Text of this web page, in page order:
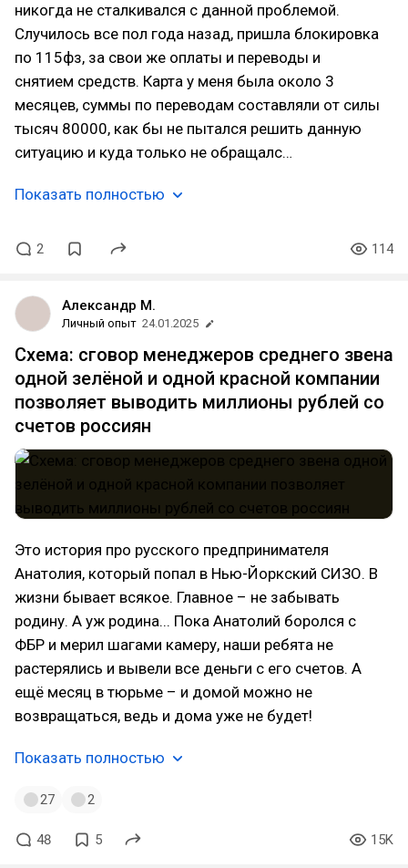
никогда не сталкивался с данной проблемой.
Случилось все пол года назад, пришла блокировка
по 115фз, за свои же оплаты и переводы и
снятием средств. Карта у меня была около 3
месяцев, суммы по переводам составляли от силы
тысяч 80000, как бы не пытался решить данную
ситуацию и куда только не обращалс…
Показать полностью
2 114
Александр М.
Личный опыт 24.01.2025
Схема: сговор менеджеров среднего звена
одной зелёной и одной красной компании
позволяет выводить миллионы рублей со
счетов россиян
Это история про русского предпринимателя
Анатолия, который попал в Нью-Йоркский СИЗО. В
жизни бывает всякое. Главное – не забывать
родину. А уж родина... Пока Анатолий боролся с
ФБР и мерил шагами камеру, наши ребята не
растерялись и вывели все деньги с его счетов. А
ещё месяц в тюрьме – и домой можно не
возвращаться, ведь и дома уже не будет!
Показать полностью
27 2
48 5 15K